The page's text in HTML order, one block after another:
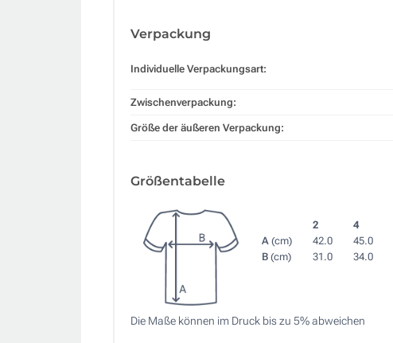
Verpackung
Individuelle Verpackungsart:
Zwischenverpackung:
Größe der äußeren Verpackung:
Größentabelle
2 4
A (cm) 42.0 45.0
B (cm) 31.0 34.0
Die Maße können im Druck bis zu 5% abweichen